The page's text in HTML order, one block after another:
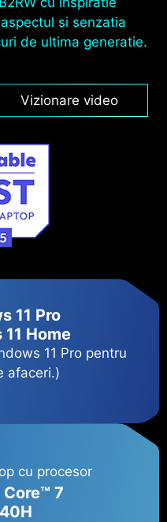
si senzatia
de ultima generatie.
Vizionare video
11 Pro
Home
11 Pro pentru
afaceri.)
cu procesor
Core™ 7